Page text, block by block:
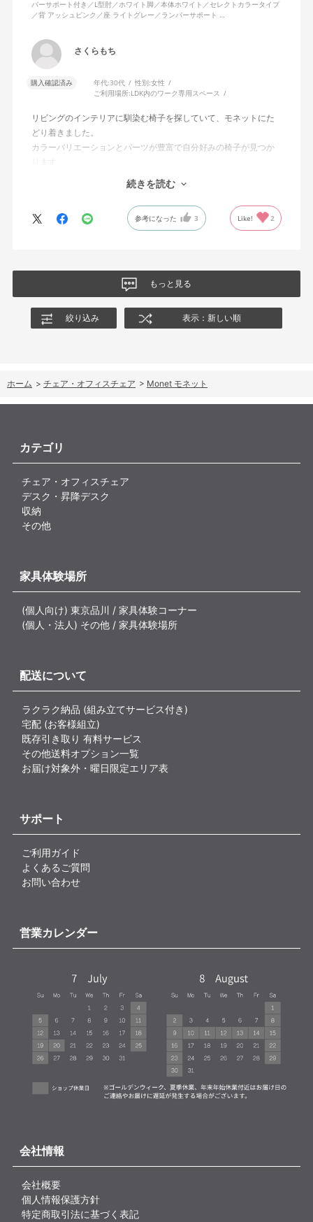
バーサポート付き／L型肘／ホワイト脚／本体ホワイト／セレクトカラータイプ
／背 アッシュピンク／座 ライトグレー／ランバーサポート …
さくらもち
購入確認済み 年代:30代 性別:女性
ご利用場所:LDK内のワーク専用スペース
リビングのインテリアに馴染む椅子を探していて、モネットにた
どり着きました。
カラーバリエーションとパーツが豊富で自分好みの椅子が見つか
オフィスチェアにしては比較的コンパクトで家に置くのに最適で
した、座り心地も良く大変気に入っています。
今回どうしても欲しい色の組み合わせがあったので固定肘の物を
購入しましたが、欲を言えば稼働肘バージョンもバイカラーなど
続きを読む
参考になった 3 Like! 2
もっと見る
絞り込み 表示：新しい順
ホーム > チェア・オフィスチェア > Monet モネット
カテゴリ
チェア・オフィスチェア
デスク・昇降デスク
収納
その他
家具体験場所
(個人向け) 東京品川 / 家具体験コーナー
(個人・法人) その他 / 家具体験場所
配送について
ラクラク納品 (組み立てサービス付き)
宅配 (お客様組立)
既存引き取り 有料サービス
その他送料オプション一覧
お届け対象外・曜日限定エリア表
サポート
ご利用ガイド
よくあるご質問
お問い合わせ
営業カレンダー
会社情報
会社概要
個人情報保護方針
特定商取引法に基づく表記